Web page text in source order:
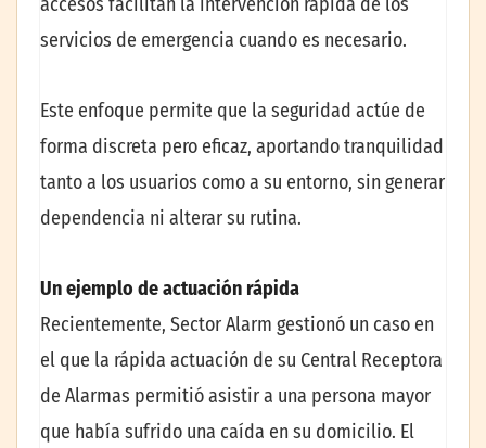
servicios de emergencia cuando es necesario.
Este enfoque permite que la seguridad actúe de
forma discreta pero eficaz, aportando tranquilidad
tanto a los usuarios como a su entorno, sin generar
dependencia ni alterar su rutina.
Un ejemplo de actuación rápida
Recientemente, Sector Alarm gestionó un caso en
el que la rápida actuación de su Central Receptora
de Alarmas permitió asistir a una persona mayor
que había sufrido una caída en su domicilio. El